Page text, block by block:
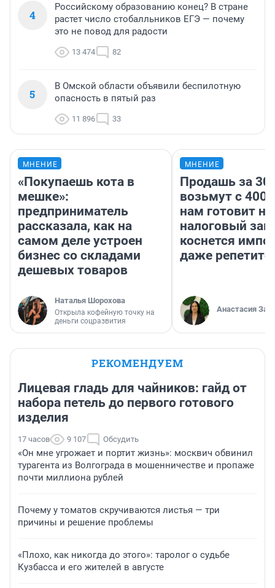
4
Российскому образованию конец? В стране
растет число стобалльников ЕГЭ — почему
это не повод для радости
13 474 82
5
В Омской области объявили беспилотную
опасность в пятый раз
11 896 33
МНЕНИЕ
«Покупаешь кота в
мешке»:
предприниматель
рассказала, как на
самом деле устроен
бизнес со складами
дешевых товаров
Наталья Шорохова
Открыла кофейную точку на
деньги соцразвития
МНЕНИЕ
Продашь за
возьмут с
нам готовит
налоговый
коснется
даже
Анастасия
РЕКОМЕНДУЕМ
Лицевая гладь для чайников: гайд от
набора петель до первого готового
изделия
17 часов 9 107 Обсудить
«Он мне угрожает и портит жизнь»: москвич обвинил
турагента из Волгограда в мошенничестве и пропаже
почти миллиона рублей
Почему у томатов скручиваются листья — три
причины и решение проблемы
«Плохо, как никогда до этого»: таролог о судьбе
Кузбасса и его жителей в августе